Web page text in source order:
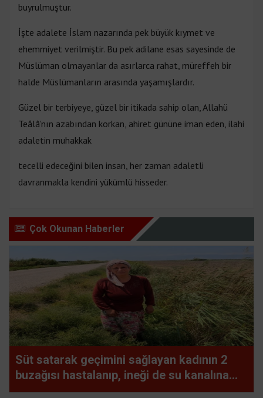
buyrulmuştur.
İşte adalete İslam nazarında pek büyük kıymet ve
ehemmiyet verilmiştir. Bu pek adilane esas sayesinde de
Müslüman olmayanlar da asırlarca rahat, müreffeh bir
halde Müslümanların arasında yaşamışlardır.
Güzel bir terbiyeye, güzel bir itikada sahip olan, Allahü
Teâlâ'nın azabından korkan, ahiret gününe iman eden, ilahi
adaletin muhakkak
tecelli edeceğini bilen insan, her zaman adaletli
davranmakla kendini yükümlü hisseder.
Çok Okunan Haberler
Süt satarak geçimini sağlayan kadının 2
buzağısı hastalanıp, ineği de su kanalına
düşerek telef oldu